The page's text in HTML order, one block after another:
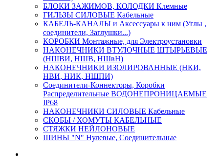
БЛОКИ ЗАЖИМОВ, КОЛОДКИ Клемные
ГИЛЬЗЫ СИЛОВЫЕ Кабельные
КАБЕЛЬ-КАНАЛЫ и Аксессуары к ним (Углы ,
соединители, Заглушки...)
КОРОБКИ Монтажные, для Электроустановки
НАКОНЕЧНИКИ ВТУЛОЧНЫЕ ШТЫРЬЕВЫЕ
(НШВИ, НШВ, НШвН)
НАКОНЕЧНИКИ ИЗОЛИРОВАННЫЕ (НКИ,
НВИ, НИК, НШПИ)
Соединители-Коннекторы, Коробки
Распределительные ВОДОНЕПРОНИЦАЕМЫЕ
IP68
НАКОНЕЧНИКИ СИЛОВЫЕ Кабельные
СКОБЫ / ХОМУТЫ КАБЕЛЬНЫЕ
СТЯЖКИ НЕЙЛОНОВЫЕ
ШИНЫ "N" Нулевые, Соединительные